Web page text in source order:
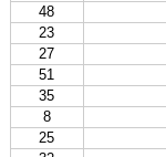
48
23
27
51
35
8
25